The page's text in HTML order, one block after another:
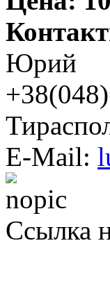
Юрий
E-Mail:
Ссылка